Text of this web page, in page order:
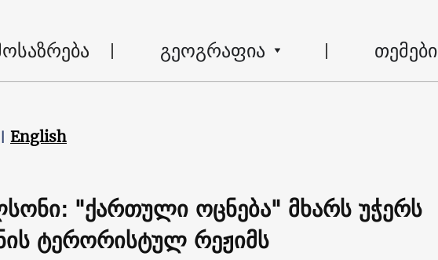
გეოგრაფია თემები
English
"ქართული ოცნება" მხარს უჭერს
ტერორისტულ რეჟიმს